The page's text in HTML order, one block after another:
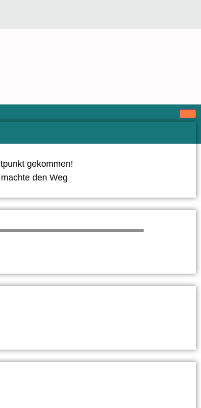
gekommen!
den Weg